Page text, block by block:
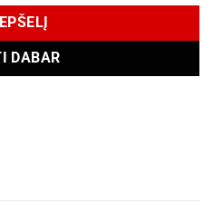
DABAR